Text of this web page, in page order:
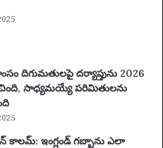
దిగుమతులపై దర్యాప్తును 2026
సాధ్యమయ్యే పరిమితులను
కాలమ్: ఇంగ్లండ్ గబ్బాను ఎలా